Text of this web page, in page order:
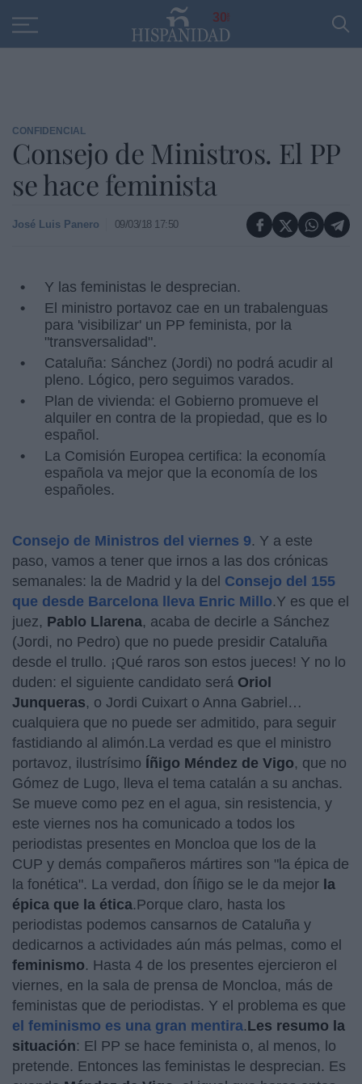
30
CONFIDENCIAL
Consejo de Ministros. El PP
se hace feminista
José Luis Panero 09/03/18 17:50
Y las feministas le desprecian.
El ministro portavoz cae en un trabalenguas
para 'visibilizar' un PP feminista, por la
"transversalidad".
Cataluña: Sánchez (Jordi) no podrá acudir al
pleno. Lógico, pero seguimos varados.
Plan de vivienda: el Gobierno promueve el
alquiler en contra de la propiedad, que es lo
español.
La Comisión Europea certifica: la economía
española va mejor que la economía de los
españoles.
Consejo de Ministros del viernes 9. Y a este
paso, vamos a tener que irnos a las dos crónicas
semanales: la de Madrid y la del Consejo del 155
que desde Barcelona lleva Enric Millo.Y es que el
juez, Pablo Llarena, acaba de decirle a Sánchez
(Jordi, no Pedro) que no puede presidir Cataluña
desde el trullo. ¡Qué raros son estos jueces! Y no lo
duden: el siguiente candidato será Oriol
Junqueras, o Jordi Cuixart o Anna Gabriel…
cualquiera que no puede ser admitido, para seguir
fastidiando al alimón.La verdad es que el ministro
portavoz, ilustrísimo Íñigo Méndez de Vigo, que no
Gómez de Lugo, lleva el tema catalán a su anchas.
Se mueve como pez en el agua, sin resistencia, y
este viernes nos ha comunicado a todos los
periodistas presentes en Moncloa que los de la
CUP y demás compañeros mártires son "la épica de
la fonética". La verdad, don Íñigo se le da mejor la
épica que la ética.Porque claro, hasta los
periodistas podemos cansarnos de Cataluña y
dedicarnos a actividades aún más pelmas, como el
feminismo. Hasta 4 de los presentes ejercieron el
viernes, en la sala de prensa de Moncloa, más de
feministas que de periodistas. Y el problema es que
el feminismo es una gran mentira.Les resumo la
situación: El PP se hace feminista o, al menos, lo
pretende. Entonces las feministas le desprecian. Es